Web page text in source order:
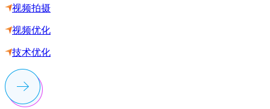
视频拍摄
视频优化
技术优化